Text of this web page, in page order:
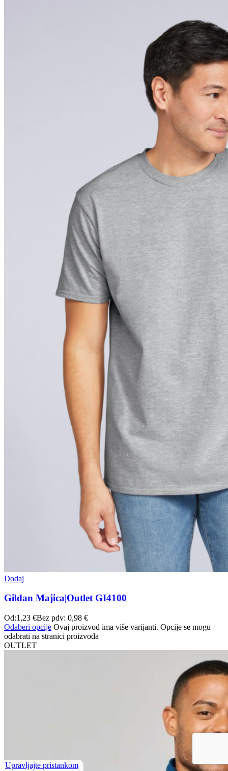
Dodaj
Gildan Majica|Outlet GI4100
Od:1,23 €Bez pdv: 0,98 €
Odaberi opcije Ovaj proizvod ima više varijanti. Opcije se mogu
odabrati na stranici proizvoda
OUTLET
Upravljajte pristankom